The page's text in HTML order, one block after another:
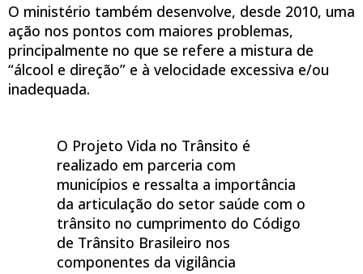
O ministério também desenvolve, desde 2010, uma
ação nos pontos com maiores problemas,
principalmente no que se refere a mistura de
“álcool e direção” e à velocidade excessiva e/ou
inadequada.
O Projeto Vida no Trânsito é
realizado em parceria com
municípios e ressalta a importância
da articulação do setor saúde com o
trânsito no cumprimento do Código
de Trânsito Brasileiro nos
componentes da vigilância